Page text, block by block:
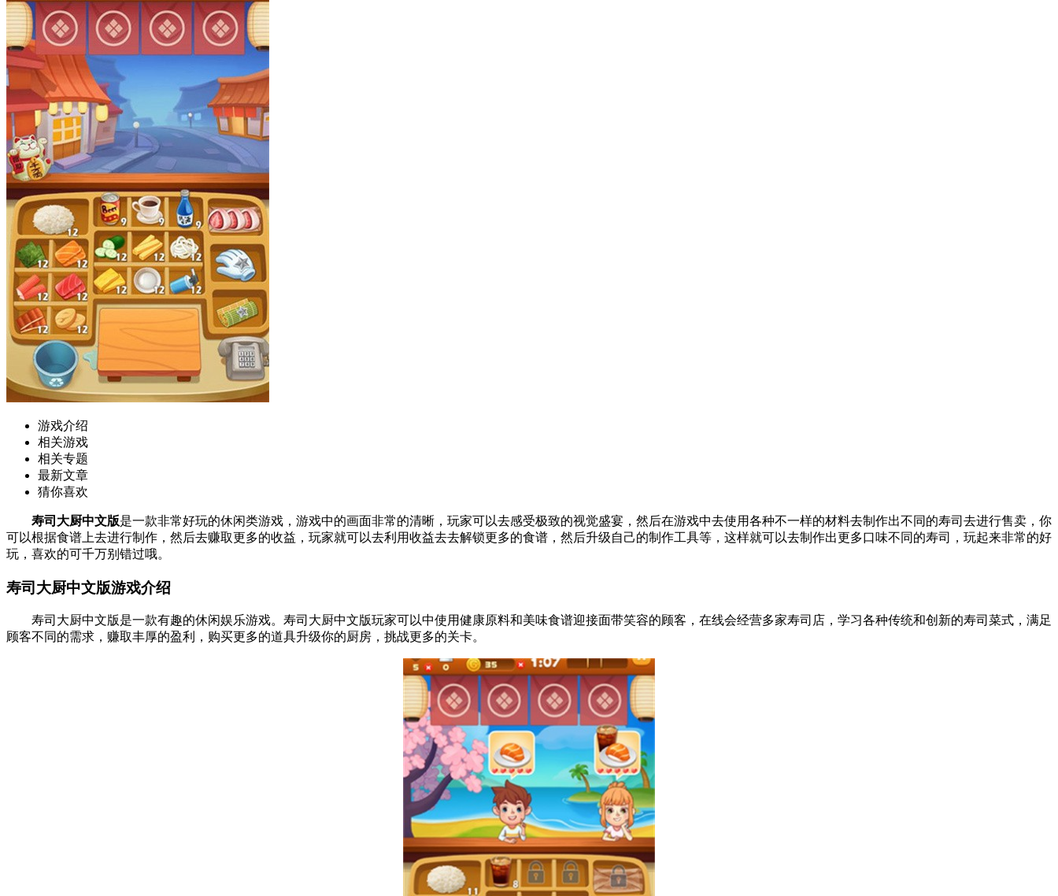
游戏介绍
相关游戏
相关专题
最新文章
猜你喜欢
寿司大厨中文版是一款非常好玩的休闲类游戏，游戏中的画面非常的清晰，玩家可以去感受极致的视觉盛宴，然后在游戏中去使用各种不一样的材料去制作出不同的寿司去进行售卖，你
可以根据食谱上去进行制作，然后去赚取更多的收益，玩家就可以去利用收益去去解锁更多的食谱，然后升级自己的制作工具等，这样就可以去制作出更多口味不同的寿司，玩起来非常的好
玩，喜欢的可千万别错过哦。
寿司大厨中文版游戏介绍
寿司大厨中文版是一款有趣的休闲娱乐游戏。寿司大厨中文版玩家可以中使用健康原料和美味食谱迎接面带笑容的顾客，在线会经营多家寿司店，学习各种传统和创新的寿司菜式，满足
顾客不同的需求，赚取丰厚的盈利，购买更多的道具升级你的厨房，挑战更多的关卡。